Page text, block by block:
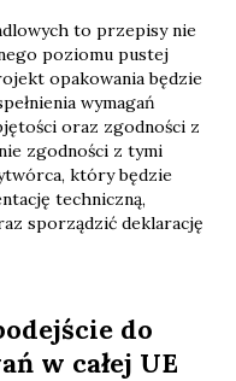
to przepisy nie
poziomu pustej
opakowania będzie
wymagań
oraz zgodności z
zgodności z tymi
który będzie
techniczną,
sporządzić deklarację
do
w całej UE